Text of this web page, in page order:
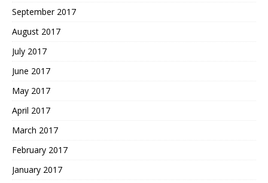
September 2017
August 2017
July 2017
June 2017
May 2017
April 2017
March 2017
February 2017
January 2017